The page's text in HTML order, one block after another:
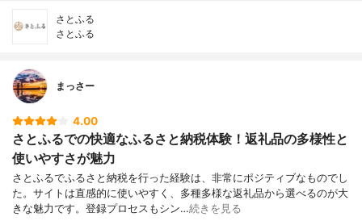
さとふる
さとふる
まっさー
4.00
さとふるでの快適なふるさと納税体験！返礼品の多様性と
使いやすさが魅力
さとふるでふるさと納税を行った経験は、非常にポジティブなものでし
た。サイトは直感的に使いやすく、多種多様な返礼品から選べるのが大
きな魅力です。登録プロセスもシン…続きを見る